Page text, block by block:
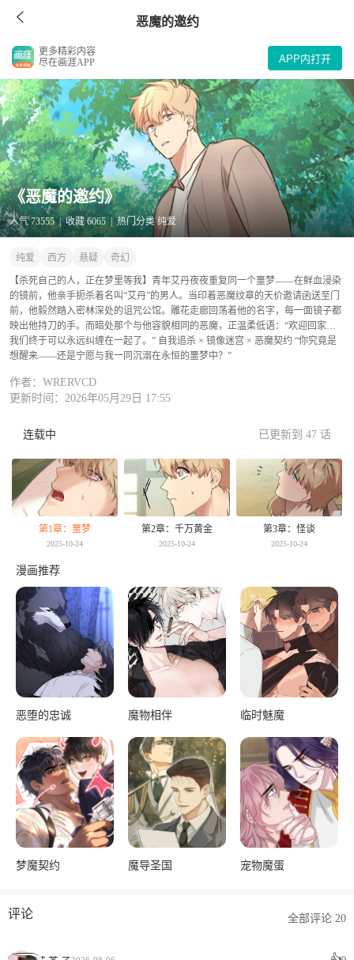
恶魔的邀约
更多精彩内容
尽在画涯APP
APP内打开
《恶魔的邀约》
人气 73555 | 收藏 6065 | 热门分类 纯爱
纯爱 西方 悬疑 奇幻
【杀死自己的人，正在梦里等我】青年艾丹夜夜重复同一个噩梦——在鲜血浸染
的镜前，他亲手扼杀着名叫“艾丹”的男人。当印着恶魔纹章的天价邀请函送至门
前，他毅然踏入密林深处的诅咒公馆。雕花走廊回荡着他的名字，每一面镜子都
映出他持刀的手。而暗处那个与他容貌相同的恶魔，正温柔低语：“欢迎回家…
我们终于可以永远纠缠在一起了。” 自我追杀 × 镜像迷宫 × 恶魔契约 “你究竟是
想醒来——还是宁愿与我一同沉溺在永恒的噩梦中？”
作者：WRERVCD
更新时间：2026年05月29日 17:55
连载中 已更新到 47 话
第1章：噩梦
2025-10-24
第2章：千万黄金
2025-10-24
第3章：怪谈
2025-10-24
漫画推荐
恶堕的忠诚 魔物相伴 临时魅魔
梦魔契约 魔导圣国 宠物魔蛋
评论 全部评论 20